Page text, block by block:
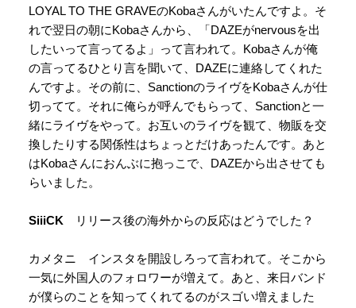
LOYAL TO THE GRAVEのKobaさんがいたんですよ。そ
れで翌日の朝にKobaさんから、「DAZEがnervousを出
したいって言ってるよ」って言われて。Kobaさんが俺
の言ってるひとり言を聞いて、DAZEに連絡してくれた
んですよ。その前に、SanctionのライヴをKobaさんが仕
切ってて。それに俺らが呼んでもらって、Sanctionと一
緒にライヴをやって。お互いのライヴを観て、物販を交
換したりする関係性はちょっとだけあったんです。あと
はKobaさんにおんぶに抱っこで、DAZEから出させても
らいました。
SiiiCKリリース後の海外からの反応はどうでした？
カメタニ インスタを開設しろって言われて。そこから
一気に外国人のフォロワーが増えて。あと、来日バンド
が僕らのことを知ってくれてるのがスゴい増えました